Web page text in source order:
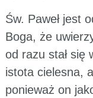
Św. Paweł jest
Boga, że
od razu stał się
istota cielesna,
ponieważ on